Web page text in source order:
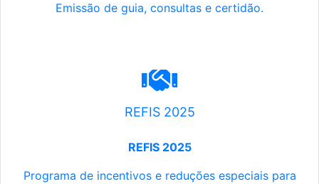
Emissão de guia, consultas e certidão.
REFIS 2025
REFIS 2025
Programa de incentivos e reduções especiais para